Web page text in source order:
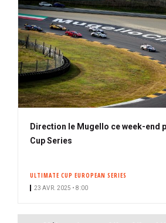
Direction le Mugello ce week-end
Cup Series
ULTIMATE CUP EUROPEAN SERIES
23 AVR. 2025 • 8:00